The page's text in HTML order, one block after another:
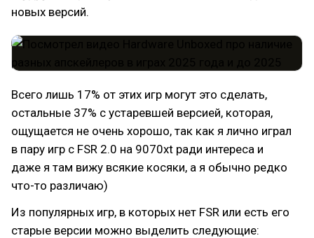
новых версий.
Всего лишь 17% от этих игр могут это сделать,
остальные 37% с устаревшей версией, которая,
ощущается не очень хорошо, так как я лично играл
в пару игр с FSR 2.0 на 9070xt ради интереса и
даже я там вижу всякие косяки, а я обычно редко
что-то различаю)
Из популярных игр, в которых нет FSR или есть его
старые версии можно выделить следующие: